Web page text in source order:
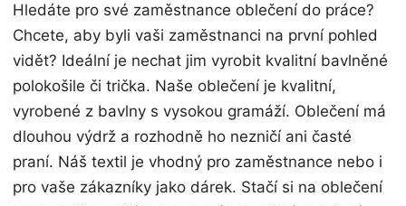
Hledáte pro své zaměstnance oblečení do práce?
Chcete, aby byli vaši zaměstnanci na první pohled
vidět? Ideální je nechat jim vyrobit kvalitní bavlněné
polokošile či trička. Naše oblečení je kvalitní,
vyrobené z bavlny s vysokou gramáží. Oblečení má
dlouhou výdrž a rozhodně ho nezničí ani časté
praní. Náš textil je vhodný pro zaměstnance nebo i
pro vaše zákazníky jako dárek. Stačí si na oblečení